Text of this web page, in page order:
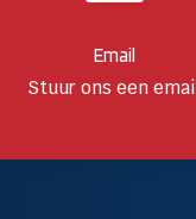
Email
Stuur ons een email